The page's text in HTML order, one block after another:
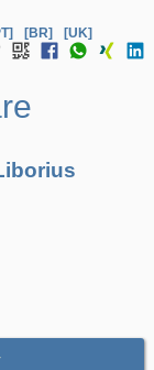
[BR]
[UK]